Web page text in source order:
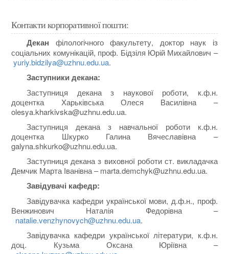
Контакти корпоративної пошти:
Декан
філологічного факультету, доктор наук із
соціальних комунікацій, проф. Бідзіля Юрій Михайлович –
yuriy.bidzilya@uzhnu.edu.ua.
Заступники декана:
Заступниця декана з наукової роботи, к.ф.н.
доцентка Харьківська Олеся Василівна –
olesya.kharkivska@uzhnu.edu.ua.
Заступниця декана з навчальної роботи к.ф.н.
доцентка Шкурко Галина Вячеславівна –
galyna.shkurko@uzhnu.edu.ua.
Заступниця декана з виховної роботи ст. викладачка
Демчик Марта Іванівна – marta.demchyk@uzhnu.edu.uа.
Завідувачі кафедр:
Завідувачка кафедри української мови, д.ф.н., проф.
Венжинович Наталія Федорівна –
natalie.venzhynovych@uzhnu.edu.ua.
Завідувачка кафедри української літератури, к.ф.н.
доц. Кузьма Оксана Юріївна –